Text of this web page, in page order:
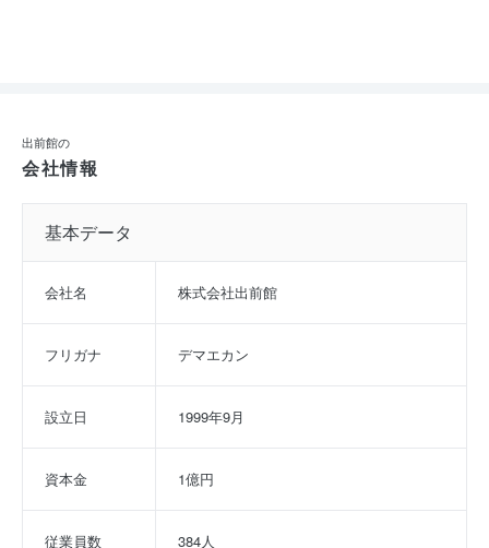
出前館の
会社情報
基本データ
会社名 株式会社出前館
フリガナ デマエカン
設立日 1999年9月
資本金 1億円
従業員数 384人